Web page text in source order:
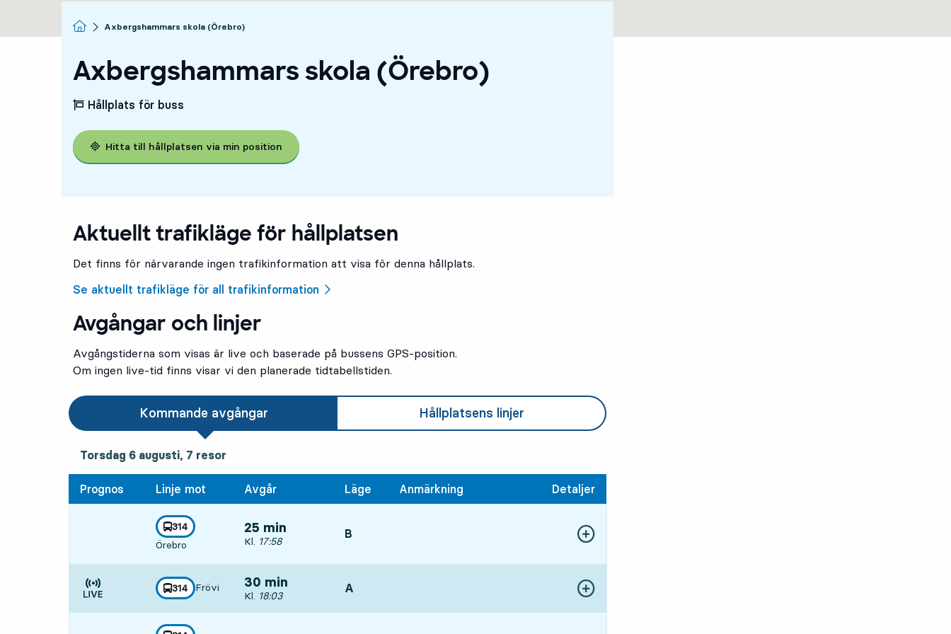
Startsida
Axbergshammars skola (Örebro)
Axbergshammars skola (Örebro)
Hållplats för buss
Hitta till hållplatsen via min position
Aktuellt trafikläge för hållplatsen
Det finns för närvarande ingen trafikinformation att visa för denna hållplats.
Se aktuellt trafikläge för all trafikinformation
Avgångar och linjer
Avgångstiderna som visas är live och baserade på bussens GPS-position.
Om ingen live-tid finns visar vi den planerade tidtabellstiden.
Kommande avgångar Hållplatsens linjer
torsdag 6 augusti, 7resor
Torsdag 6 augusti, 7 resor
Prognos Linje mot Avgår Läge Anmärkning Detaljer
linje
314
mot
Örebro
,
25 min
Avgår, Kl. 17:58, om 25 min
Kl. 17:58
LÄGE,
B Visa fler detaljer
Tiden är prognos
linje
314
mot
Frövi
,
30 min
Avgår, Kl. 18:03, om 30 min
Kl. 18:03
LÄGE,
A Visa fler detaljer